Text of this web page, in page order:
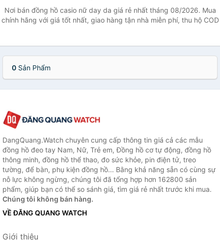
Nơi bán đồng hồ casio nữ day da giá rẻ nhất tháng 08/2026. Mua
chính hãng với giá tốt nhất, giao hàng tận nhà miễn phí, thu hộ COD
0 Sản Phẩm
DangQuang.Watch chuyên cung cấp thông tin giá cả các mẫu
đồng hồ đeo tay Nam, Nữ, Trẻ em, Đồng hồ cơ tự động, đồng hồ
thông minh, đồng hồ thể thao, đo sức khỏe, pin điện tử, treo
tường, để bàn, phụ kiện đồng hồ... Bằng khả năng sẵn có cùng sự
nỗ lực không ngừng, chúng tôi đã tổng hợp hơn 162800 sản
phẩm, giúp bạn có thể so sánh giá, tìm giá rẻ nhất trước khi mua.
Chúng tôi không bán hàng.
VỀ ĐĂNG QUANG WATCH
Giới thiệu